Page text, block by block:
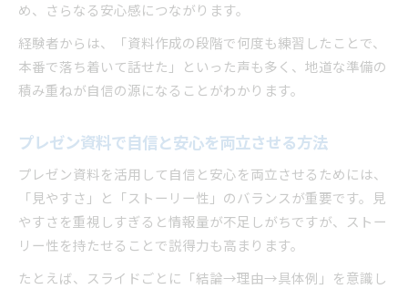
め、さらなる安心感につながります。
経験者からは、「資料作成の段階で何度も練習したことで、
本番で落ち着いて話せた」といった声も多く、地道な準備の
積み重ねが自信の源になることがわかります。
プレゼン資料で自信と安心を両立させる方法
プレゼン資料を活用して自信と安心を両立させるためには、
「見やすさ」と「ストーリー性」のバランスが重要です。見
やすさを重視しすぎると情報量が不足しがちですが、ストー
リー性を持たせることで説得力も高まります。
たとえば、スライドごとに「結論→理由→具体例」を意識し